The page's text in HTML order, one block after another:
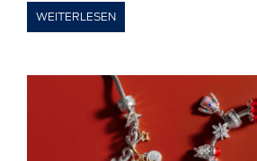
WEITERLESEN